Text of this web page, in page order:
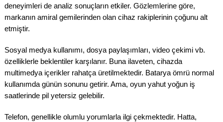
deneyimleri de analiz sonuçların etkiler. Gözlemlerine göre,
markanın amiral gemilerinden olan cihaz rakiplerinin çoğunu alt
etmiştir.
Sosyal medya kullanımı, dosya paylaşımları, video çekimi vb.
özelliklerle beklentiler karşılanır. Buna ilaveten, cihazda
multimedya içerikler rahatça üretilmektedir. Batarya ömrü normal
kullanımda günün sonunu getirir. Ama, oyun yahut yoğun iş
saatlerinde pil yetersiz gelebilir.
Telefon, genellikle olumlu yorumlarla ilgi çekmektedir. Hatta,